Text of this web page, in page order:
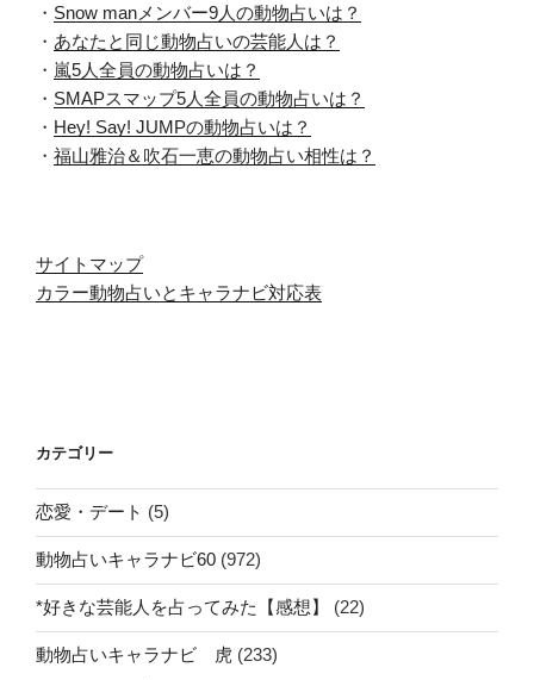
・ Snow manメンバー9人の動物占いは？
・ あなたと同じ動物占いの芸能人は？
・ 嵐5人全員の動物占いは？
・ SMAPスマップ5人全員の動物占いは？
・ Hey! Say! JUMPの動物占いは？
・ 福山雅治＆吹石一恵の動物占い相性は？
サイトマップ
カラー動物占いとキャラナビ対応表
カテゴリー
恋愛・デート (5)
動物占いキャラナビ60 (972)
*好きな芸能人を占ってみた【感想】 (22)
動物占いキャラナビ 虎 (233)